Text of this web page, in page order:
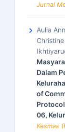
Jurnal
Aulia
Dalam
of
06,
Kesmas